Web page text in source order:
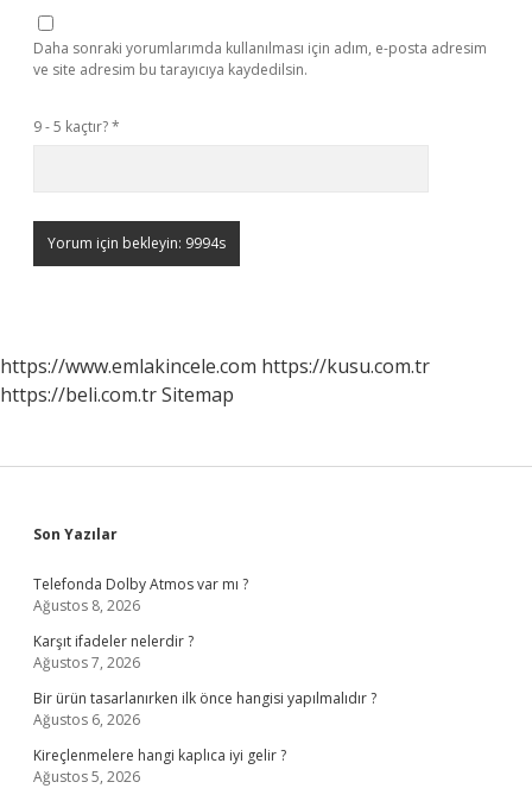
Daha sonraki yorumlarımda kullanılması için adım, e-posta adresim
ve site adresim bu tarayıcıya kaydedilsin.
9 - 5 kaçtır?*
https://www.emlakincele.com https://kusu.com.tr
https://beli.com.trSitemap
Sidebar
Son Yazılar
Telefonda Dolby Atmos var mı ?
Ağustos 8, 2026
Karşıt ifadeler nelerdir ?
Ağustos 7, 2026
Bir ürün tasarlanırken ilk önce hangisi yapılmalıdır ?
Ağustos 6, 2026
Kireçlenmelere hangi kaplıca iyi gelir ?
Ağustos 5, 2026